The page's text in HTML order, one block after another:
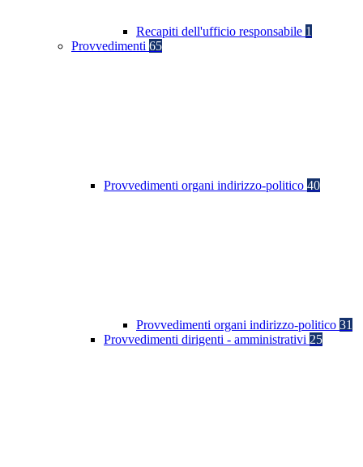
Recapiti dell'ufficio responsabile 1
Provvedimenti 65
Provvedimenti organi indirizzo-politico 40
Provvedimenti organi indirizzo-politico 31
Provvedimenti dirigenti - amministrativi 25